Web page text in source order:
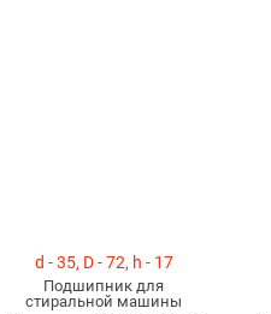
d - 35, D - 72, h - 17
Подшипник для
стиральной машины